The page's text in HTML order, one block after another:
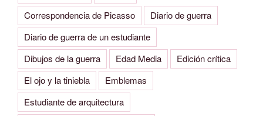
Correspondencia de Picasso
Diario de guerra
Diario de guerra de un estudiante
Dibujos de la guerra
Edad Media
Edición crítica
El ojo y la tiniebla
Emblemas
Estudiante de arquitectura